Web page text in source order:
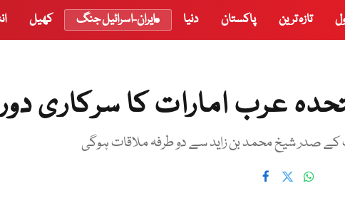
تازہ ترین پاکستان دنیا ایران-اسرائیل جنگ کھیل
عرب امارات کا سرکاری
صدر شیخ محمد بن زاید سے دو طرفہ ملاقات ہوگی